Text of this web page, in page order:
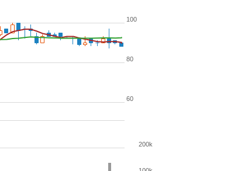
60
80
100
200k